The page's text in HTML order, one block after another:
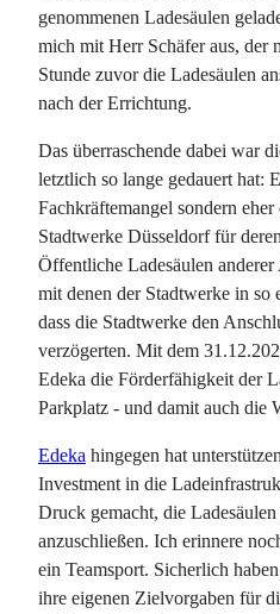
genommenen Ladesäulen
mich mit Herr Schäfer aus, der
Stunde zuvor die Ladesäulen
nach der Errichtung.
Das überraschende dabei war
letztlich so lange gedauert hat:
Fachkräftemangel sondern
Stadtwerke Düsseldorf für deren
Öffentliche Ladesäulen anderer
mit denen der Stadtwerke in so
dass die Stadtwerke den
verzögerten. Mit dem
Edeka die Förderfähigkeit der
Parkplatz - und damit auch die
Edeka hingegen hat
Investment in die
Druck gemacht, die
anzuschließen. Ich erinnere
ein Teamsport. Sicherlich
ihre eigenen Zielvorgaben für